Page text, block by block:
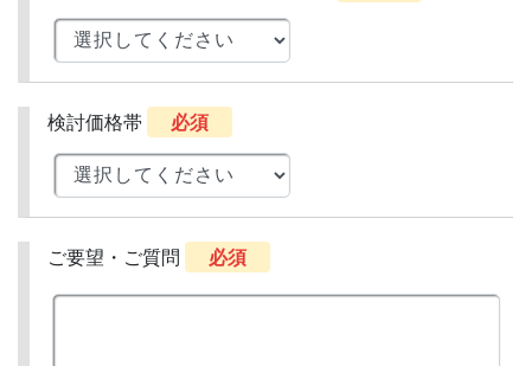
検討価格帯 必須
ご要望・ご質問 必須